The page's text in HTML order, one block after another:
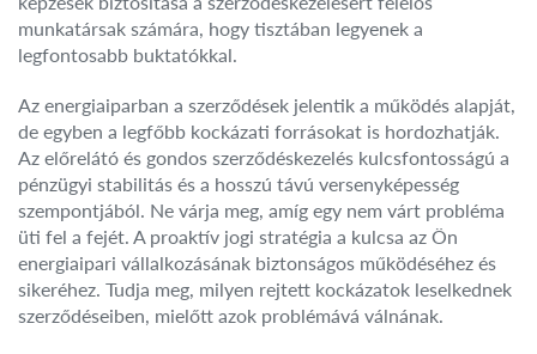
munkatársak számára, hogy tisztában legyenek a
legfontosabb buktatókkal.
Az energiaiparban a szerződések jelentik a működés alapját,
de egyben a legfőbb kockázati forrásokat is hordozhatják.
Az előrelátó és gondos szerződéskezelés kulcsfontosságú a
pénzügyi stabilitás és a hosszú távú versenyképesség
szempontjából. Ne várja meg, amíg egy nem várt probléma
üti fel a fejét. A proaktív jogi stratégia a kulcsa az Ön
energiaipari vállalkozásának biztonságos működéséhez és
sikeréhez. Tudja meg, milyen rejtett kockázatok leselkednek
szerződéseiben, mielőtt azok problémává válnának.